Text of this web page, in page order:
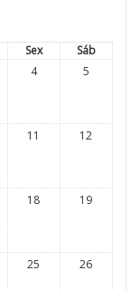
Sex
Sáb
4 5
11 12
18 19
25 26